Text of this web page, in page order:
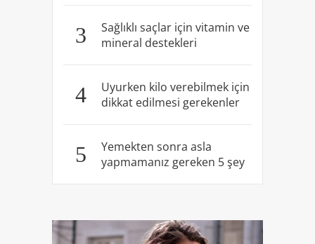
3
Sağlıklı saçlar için vitamin ve
mineral destekleri
4
Uyurken kilo verebilmek için
dikkat edilmesi gerekenler
5
Yemekten sonra asla
yapmamanız gereken 5 şey